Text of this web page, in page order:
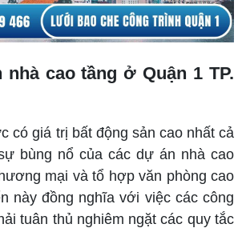
cao tầng ở Quận 1 TP.
có giá trị bất động sản cao nhất cả
bùng nổ của các dự án nhà cao
mại và tổ hợp văn phòng cao
này đồng nghĩa với việc các công
tuân thủ nghiêm ngặt các quy tắc